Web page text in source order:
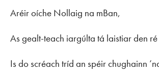
Aréir oíche Nollaig na mBan,
As gealt-teach iargúlta tá laistiar den ré
Is do scréach tríd an spéir chughainn